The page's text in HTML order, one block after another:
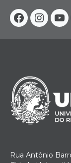
Facebook
Rua Antônio